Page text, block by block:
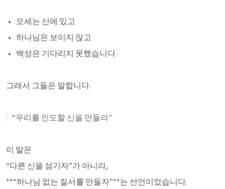
모세는 산에 있고
하나님은 보이지 않고
백성은 기다리지 못했습니다
그래서 그들은 말합니다.
“우리를 인도할 신을 만들라”
이 말은
“다른 신을 섬기자”가 아니라,
**“하나님 없는 질서를 만들자”**는 선언이었습니다.